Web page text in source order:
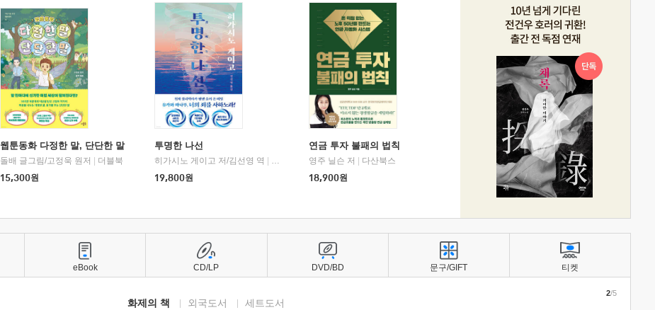
웹툰동화 다정한 말, 단단한 말
돌배 글그림/고정욱 원저
더블북
15,300원
투명한 나선
히가시노 게이고 저/김선영 역
북다
19,800원
연금 투자 불패의 법칙
영주 닐슨 저
다산북스
18,900원
화제의 책 외국도서 세트도서
2/5
eBook CD/LP DVD/BD 문구/GIFT 티켓